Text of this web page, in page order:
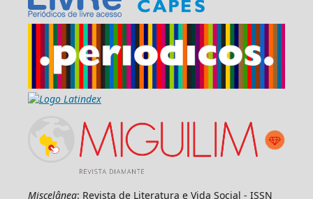
Miscelânea: Revista de Literatura e Vida Social - ISSN